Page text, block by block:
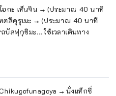
กะ เท็นจิน → (ประมาณ 40 นาที
ตสึคุรุเมะ → (ประมาณ 40 นาที
สฟุกุชิมะ...ใช้เวลาเดินทาง
→ นั่งแท็กซี่